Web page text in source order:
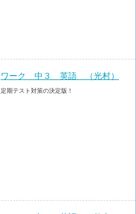
ワーク 中３ 英語 （光村）
定期テスト対策の決定版！